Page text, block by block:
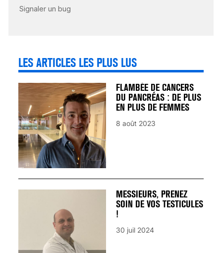
LES ARTICLES LES PLUS LUS
FLAMBÉE DE CANCERS
DU PANCRÉAS : DE PLUS
EN PLUS DE FEMMES
8 août 2023
MESSIEURS, PRENEZ
SOIN DE VOS TESTICULES
!
30 juil 2024